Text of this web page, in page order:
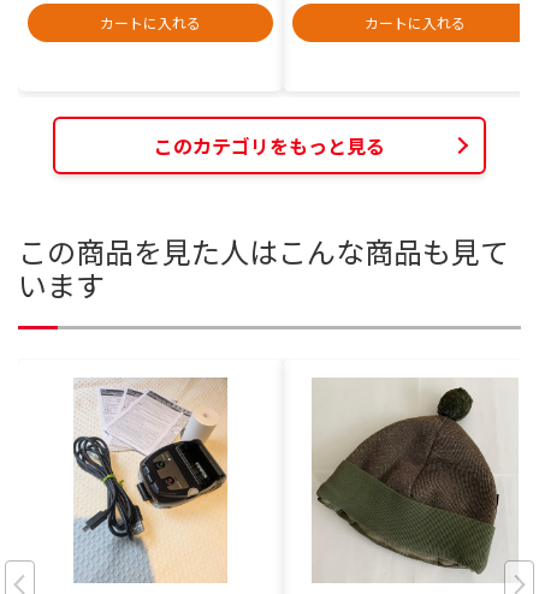
カートに入れる
カートに入れる
このカテゴリをもっと見る
この商品を見た人はこんな商品も見て
います